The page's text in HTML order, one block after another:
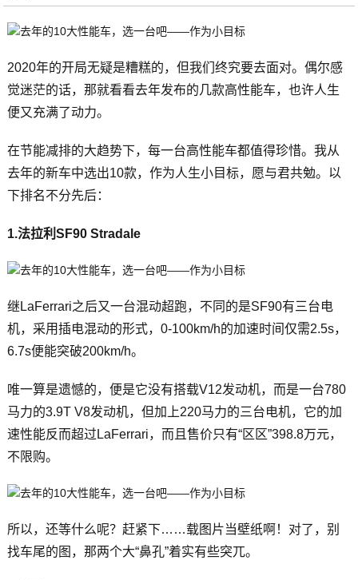
2020年的开局无疑是糟糕的，但我们终究要去面对。偶尔感
觉迷茫的话，那就看看去年发布的几款高性能车，也许人生
便又充满了动力。
在节能减排的大趋势下，每一台高性能车都值得珍惜。我从
去年的新车中选出10款，作为人生小目标，愿与君共勉。以
下排名不分先后：
1.法拉利SF90 Stradale
继LaFerrari之后又一台混动超跑，不同的是SF90有三台电
机，采用插电混动的形式，0-100km/h的加速时间仅需2.5s，
6.7s便能突破200km/h。
唯一算是遗憾的，便是它没有搭载V12发动机，而是一台780
马力的3.9T V8发动机，但加上220马力的三台电机，它的加
速性能反而超过LaFerrari，而且售价只有“区区”398.8万元，
不限购。
所以，还等什么呢？赶紧下……载图片当壁纸啊！对了，别
找车尾的图，那两个大“鼻孔”着实有些突兀。